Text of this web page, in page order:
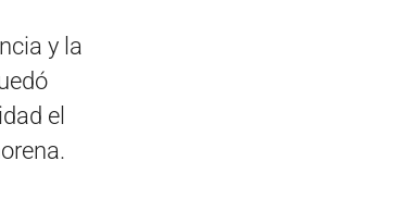
y la
el